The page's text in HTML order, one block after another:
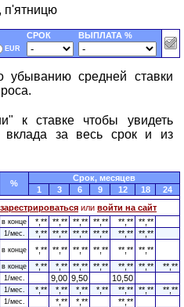
п'ятницю
СРОК ВЫПЛАТА %
EUR
убыванию средней ставки
к ставке чтобы увидеть
за весь срок и из
%
Cрок, месяцев
1
3 6 9 12 18
24
зарестрироваться или войти на сайт
в конце *,** **,** **,** **,** **,** **,**
1/мес. *,** **,** **,** **,** **,** **,**
в конце *,** **,** **,** **,** **,** **,**
в конце *,** *,** **,** **,** **,** **,**
**,**
1/мес. 9,00 9,50
10,50
1/мес. *,** *,** *,** *,** **,** **,**
**,**
1/мес. *,** *,**
**,**